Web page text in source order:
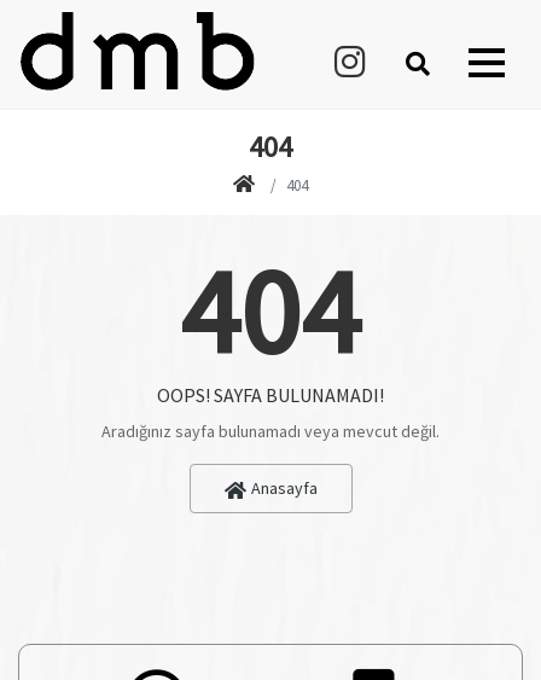
404
404
404
OOPS! SAYFA BULUNAMADI!
Aradığınız sayfa bulunamadı veya mevcut değil.
Anasayfa